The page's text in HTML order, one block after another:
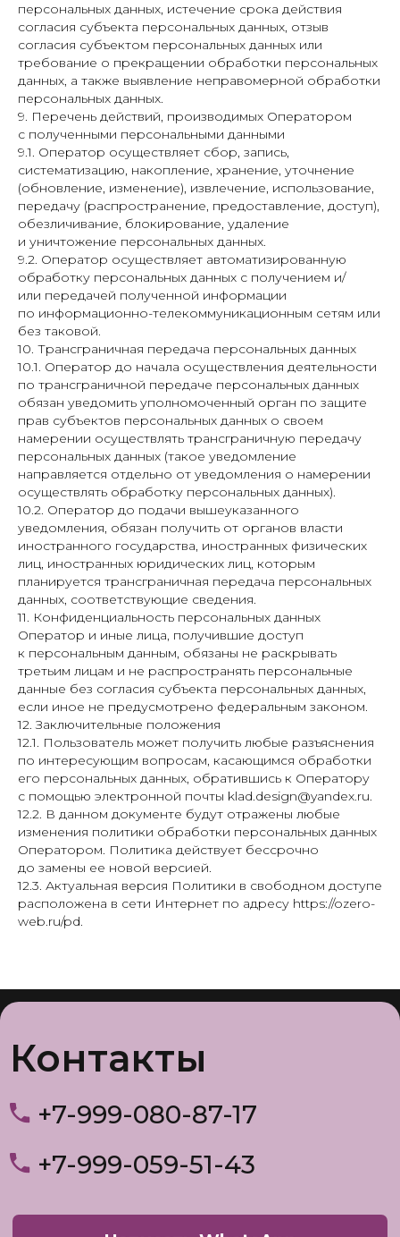
персональных данных, истечение срока действия
согласия субъекта персональных данных, отзыв
согласия субъектом персональных данных или
требование о прекращении обработки персональных
данных, а также выявление неправомерной обработки
персональных данных.
9. Перечень действий, производимых Оператором
с полученными персональными данными
9.1. Оператор осуществляет сбор, запись,
систематизацию, накопление, хранение, уточнение
(обновление, изменение), извлечение, использование,
передачу (распространение, предоставление, доступ),
обезличивание, блокирование, удаление
и уничтожение персональных данных.
9.2. Оператор осуществляет автоматизированную
обработку персональных данных с получением и/
или передачей полученной информации
по информационно-телекоммуникационным сетям или
без таковой.
10. Трансграничная передача персональных данных
10.1. Оператор до начала осуществления деятельности
по трансграничной передаче персональных данных
обязан уведомить уполномоченный орган по защите
прав субъектов персональных данных о своем
намерении осуществлять трансграничную передачу
персональных данных (такое уведомление
направляется отдельно от уведомления о намерении
осуществлять обработку персональных данных).
10.2. Оператор до подачи вышеуказанного
уведомления, обязан получить от органов власти
иностранного государства, иностранных физических
лиц, иностранных юридических лиц, которым
планируется трансграничная передача персональных
данных, соответствующие сведения.
11. Конфиденциальность персональных данных
Оператор и иные лица, получившие доступ
к персональным данным, обязаны не раскрывать
третьим лицам и не распространять персональные
данные без согласия субъекта персональных данных,
если иное не предусмотрено федеральным законом.
12. Заключительные положения
12.1. Пользователь может получить любые разъяснения
по интересующим вопросам, касающимся обработки
его персональных данных, обратившись к Оператору
с помощью электронной почты klad.design@yandex.ru.
12.2. В данном документе будут отражены любые
изменения политики обработки персональных данных
Оператором. Политика действует бессрочно
до замены ее новой версией.
12.3. Актуальная версия Политики в свободном доступе
расположена в сети Интернет по адресу https://ozero-
web.ru/pd.